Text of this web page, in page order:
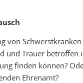
von
und Trauer betroffen
finden können?
Ehrenamt?